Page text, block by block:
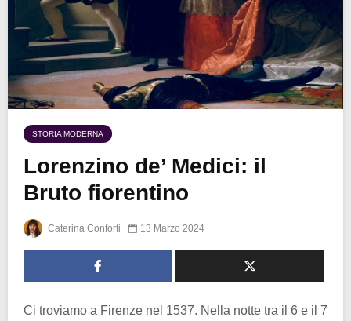
STORIA MODERNA
Lorenzino de’ Medici: il
Bruto fiorentino
Caterina Conforti 13 Marzo 2024
Ci troviamo a Firenze nel 1537. Nella notte tra il 6 e il 7